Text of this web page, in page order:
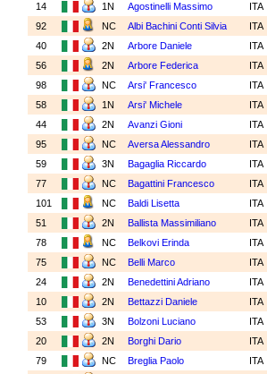
14
1N Agostinelli Massimo
ITA
92
NC Albi Bachini Conti Silvia
ITA
40
2N Arbore Daniele
ITA
56
2N Arbore Federica
ITA
98
NC Arsi' Francesco
ITA
58
1N Arsi' Michele
ITA
44
2N Avanzi Gioni
ITA
95
NC Aversa Alessandro
ITA
59
3N Bagaglia Riccardo
ITA
77
NC Bagattini Francesco
ITA
101
NC Baldi Lisetta
ITA
51
2N Ballista Massimiliano
ITA
78
NC Belkovi Erinda
ITA
75
NC Belli Marco
ITA
24
2N Benedettini Adriano
ITA
10
2N Bettazzi Daniele
ITA
53
3N Bolzoni Luciano
ITA
20
2N Borghi Dario
ITA
79
NC Breglia Paolo
ITA